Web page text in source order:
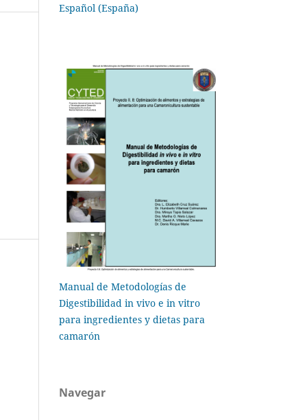
Español (España)
Manual de Metodologías de
Digestibilidad in vivo e in vitro
para ingredientes y dietas para
camarón
Navegar